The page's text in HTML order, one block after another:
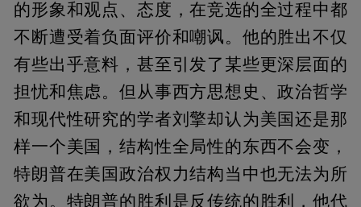
的形象和观点、态度，在竞选的全过程中都
不断遭受着负面评价和嘲讽。他的胜出不仅
有些出乎意料，甚至引发了某些更深层面的
担忧和焦虑。但从事西方思想史、政治哲学
和现代性研究的学者刘擎却认为美国还是那
样一个美国，结构性全局性的东西不会变，
特朗普在美国政治权力结构当中也无法为所
欲为。特朗普的胜利是反传统的胜利，他代